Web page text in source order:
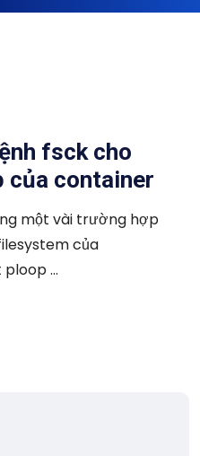
fsck cho
của container
một vài trường hợp
của
...